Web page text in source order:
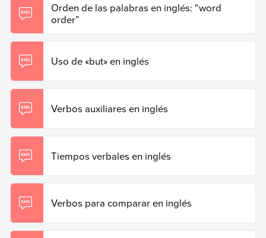
Orden de las palabras en inglés: “word
order”
Uso de «but» en inglés
Verbos auxiliares en inglés
Tiempos verbales en inglés
Verbos para comparar en inglés